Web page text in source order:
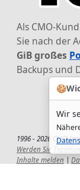
🍪
Wir
Als CMO-
Sie nach der
GiB großes
Backups und
1996 - 2026 CMO
Werden Sie
Inhalte melden